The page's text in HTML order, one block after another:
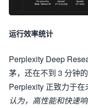
运行效率统计
Perplexity Deep
茅，还在不到 3 分钟
Perplexity 正致力于在
认为，高性能和快速